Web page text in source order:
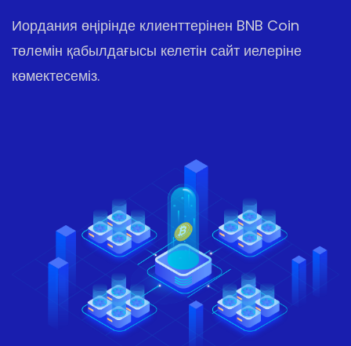
Иордания өңірінде клиенттерінен BNB Coin
төлемін қабылдағысы келетін сайт иелеріне
көмектесеміз.